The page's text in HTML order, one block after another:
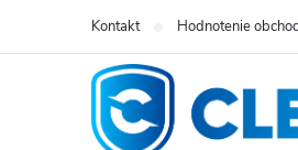
Kontakt Hodnotenie